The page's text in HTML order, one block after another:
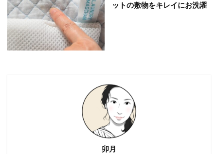
ットの敷物をキレイにお洗濯
卯月